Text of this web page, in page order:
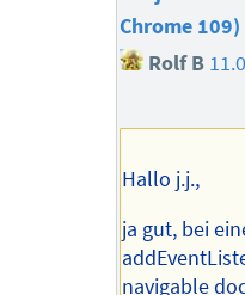
Chrome 109)
Rolf B
Hallo j.j.,
ja gut, bei
navigable